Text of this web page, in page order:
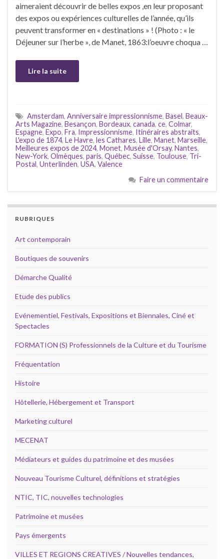
aimeraient découvrir de belles expos ,en leur proposant
des expos ou expériences culturelles de l’année, qu’ils
peuvent transformer en « destinations » ! (Photo : « le
Déjeuner sur l’herbe », de Manet, 1863:l’oeuvre choqua …
Lire la suite
Amsterdam, Anniversaire impressionnisme, Basel, Beaux-
Arts Magazine, Besançon, Bordeaux, canada, ce, Colmar,
Espagne, Expo, Fra, Impressionnisme, Itinéraires abstraits,
L'expo de 1874, Le Havre, les Cathares, Lille, Manet, Marseille,
Meilleures expos de 2024, Monet, Musée d'Orsay, Nantes,
New-York, Olmèques, paris, Québec, Suisse, Toulouse, Tri-
Postal, Unterlinden, USA, Valence
Faire un commentaire
RUBRIQUES
Art contemporain
Boutiques de souvenirs
Démarche Qualité
Etude des publics
Evénementiel, Festivals, Expositions et Biennales, Ciné et
Spectacles
FORMATION (S) Professionnels de la Culture et du Tourisme
Fréquentation
Histoire
Hôtellerie, Hébergement et Transport
Marketing culturel
MECENAT
Médiateurs et guides du patrimoine et des musées
Nouveau Tourisme Culturel, définitions et stratégies
NTIC, TIC, nouvelles technologies
Patrimoine et musées
Pays émergents
VILLES ET REGIONS CREATIVES / Nouvelles tendances,